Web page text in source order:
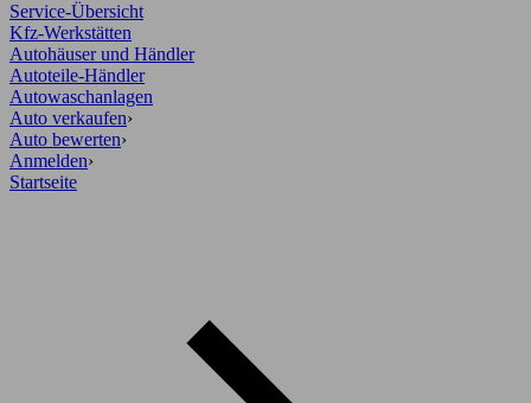
Service-Übersicht
Kfz-Werkstätten
Autohäuser und Händler
Autoteile-Händler
Autowaschanlagen
Auto verkaufen›
Auto bewerten›
Anmelden›
Startseite